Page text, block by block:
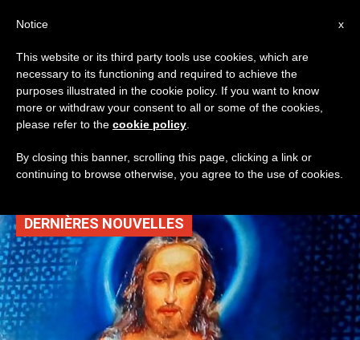
TAG
Posts Tagged ‘القنبلة
الذرية’
DERNIÈRES NOUVELLES
x
Notice
This website or its third party tools use cookies, which are
necessary to its functioning and required to achieve the
purposes illustrated in the cookie policy. If you want to know
more or withdraw your consent to all or some of the cookies,
please refer to the cookie policy
By closing this banner, scrolling this page, clicking a link or
continuing to browse otherwise, you agree to the use of cookies.